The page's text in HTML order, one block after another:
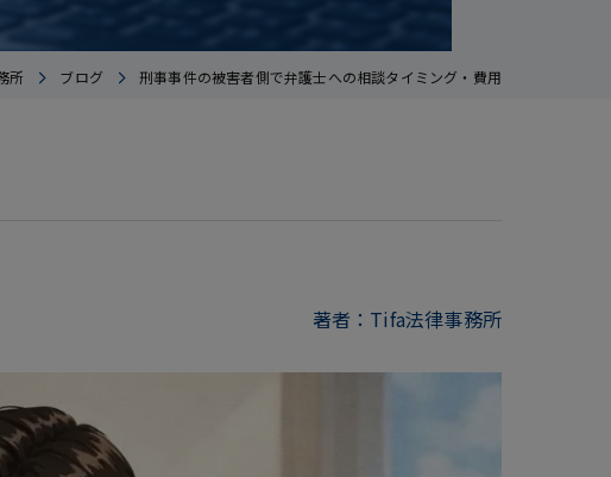
所 ブログ 刑事事件の被害者側で弁護士への相談タイミング・費用
著者：Tifa法律事務所